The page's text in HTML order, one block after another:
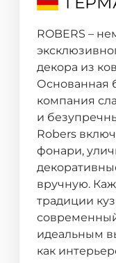
ROBERS –
декора из
Основанная
компания
и
Robers
фонари,
вручную.
традиции
идеальным
как